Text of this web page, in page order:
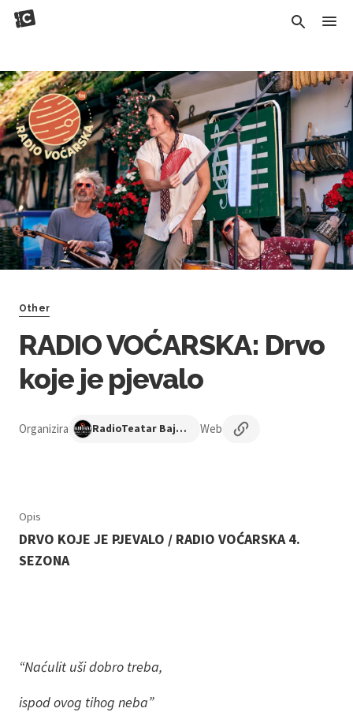
Other
RADIO VOĆARSKA: Drvo
koje je pjevalo
Organizira RadioTeatar Bajsić i prijatelji Web
Opis
DRVO KOJE JE PJEVALO / RADIO VOĆARSKA 4.
SEZONA
“Naćulit uši dobro treba,
ispod ovog tihog neba”